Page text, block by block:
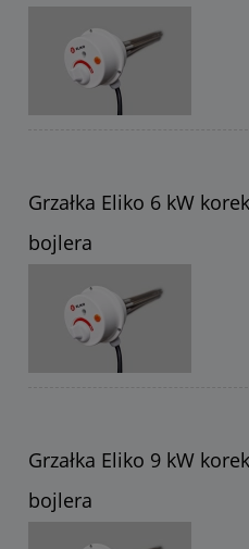
Grzałka Eliko 6 kW
bojlera
Grzałka Eliko 9 kW
bojlera